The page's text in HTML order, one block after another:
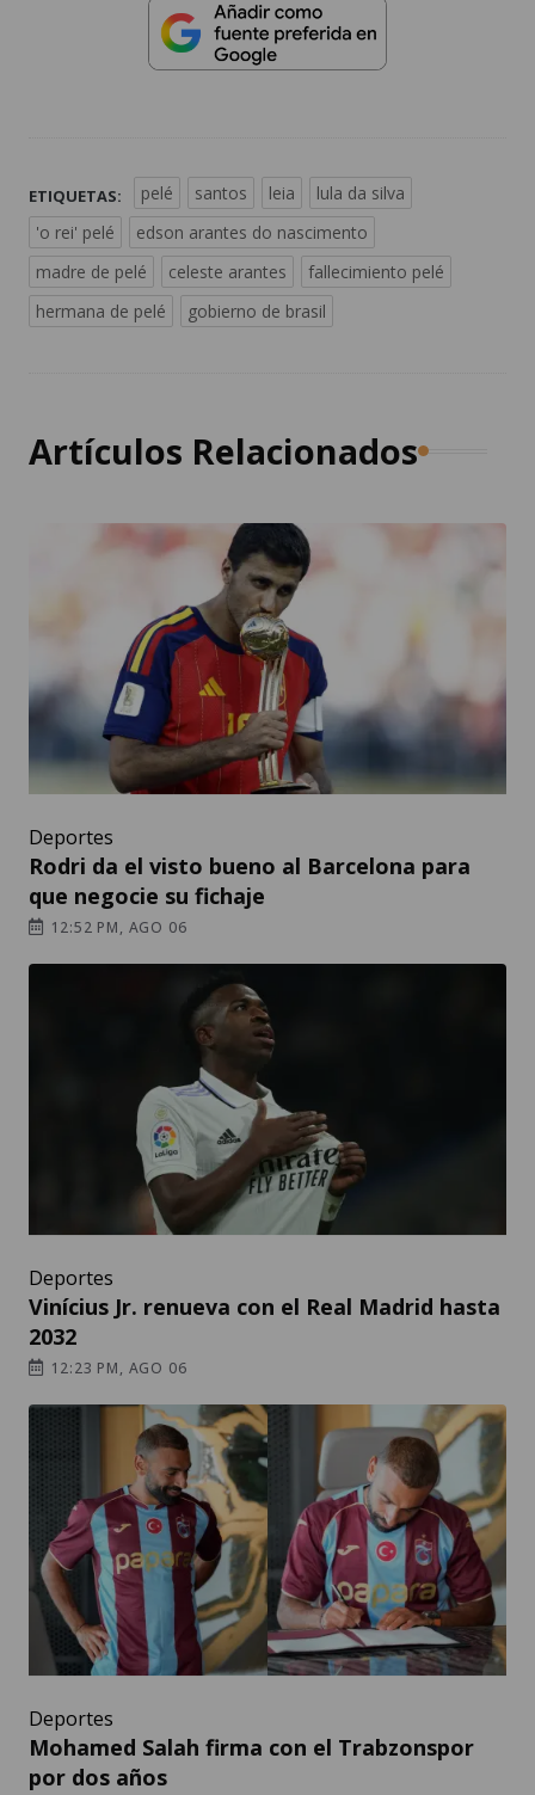
ETIQUETAS: pelé santos leia
lula da silva
'o rei' pelé
edson arantes do nascimento
madre de pelé
celeste arantes
fallecimiento pelé
hermana de pelé
gobierno de brasil
Artículos Relacionados
Deportes
Rodri da el visto bueno al Barcelona para
que negocie su fichaje
12:52 PM, AGO 06
Deportes
Vinícius Jr. renueva con el Real Madrid hasta
2032
12:23 PM, AGO 06
Deportes
Mohamed Salah firma con el Trabzonspor
por dos años